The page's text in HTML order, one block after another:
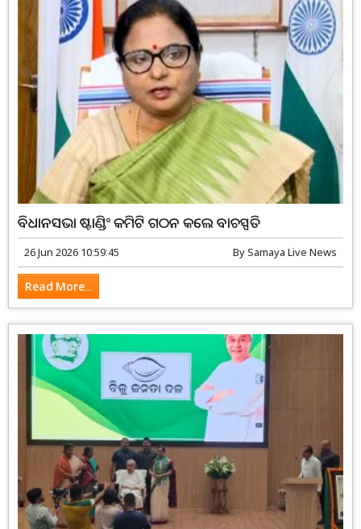
ବିଧାନସଭା ଷ୍ଟାଣ୍ଡିଂ କମିଟି ଗଠନ କଲେ ବାଚସ୍ପତି
26 Jun 2026 10:59:45 BySamaya Live News
Read More...